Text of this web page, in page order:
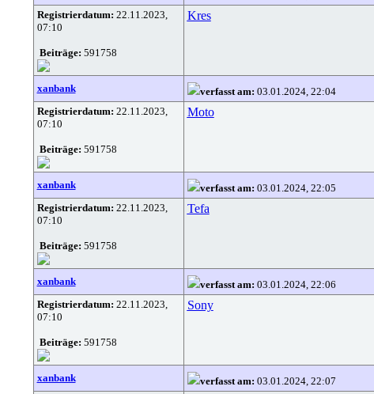
Registrierdatum: 22.11.2023,
07:10
Beiträge: 591758
Kres
xanbank verfasst am: 03.01.2024, 22:04
Registrierdatum: 22.11.2023,
07:10
Beiträge: 591758
Moto
xanbank verfasst am: 03.01.2024, 22:05
Registrierdatum: 22.11.2023,
07:10
Beiträge: 591758
Tefa
xanbank verfasst am: 03.01.2024, 22:06
Registrierdatum: 22.11.2023,
07:10
Beiträge: 591758
Sony
xanbank verfasst am: 03.01.2024, 22:07